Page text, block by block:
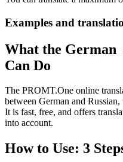
Examples and
What the
Can Do
The PROMT.One online
between German and
It is fast, free, and offers
into account.
How to Use: 3